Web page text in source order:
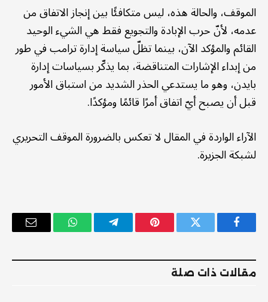
الموقف، والحالة هذه، ليس متكافئًا بين إنجاز الاتفاق من
عدمه، لأنّ حرب الإبادة والتجويع فقط هي الشيء الوحيد
القائم والمؤكد الآن، بينما تظلّ سياسة إدارة ترامب في طور
من إبداء الإشارات المتناقضة، بما يذكّر بسياسات إدارة
بايدن، وهو ما يستدعي الحذر الشديد من استباق الأمور
قبل أن يصبح أيّ اتفاق أمرًا قائمًا ومؤكدًا.
الآراء الواردة في المقال لا تعكس بالضرورة الموقف التحريري
لشبكة الجزيرة.
فيسبوك تويتر بينتيريستتيلقرام واتساب
البريد
مقالات ذات صلة